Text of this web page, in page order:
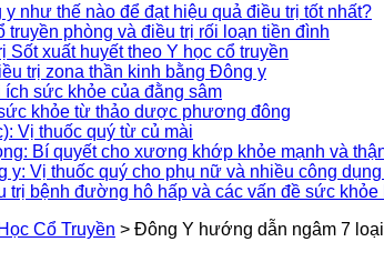
như thế nào để đạt hiệu quả điều trị tốt nhất?
truyền phòng và điều trị rối loạn tiền đình
Sốt xuất huyết theo Y học cổ truyền
trị zona thần kinh bằng Đông y
sức khỏe của đằng sâm
khỏe từ thảo dược phương đông
Vị thuốc quý từ củ mài
Bí quyết cho xương khớp khỏe mạnh và
y: Vị thuốc quý cho phụ nữ và nhiều công
trị bệnh đường hô hấp và các vấn đề sức khỏe
Cổ Truyền > Đông Y hướng dẫn ngâm 7